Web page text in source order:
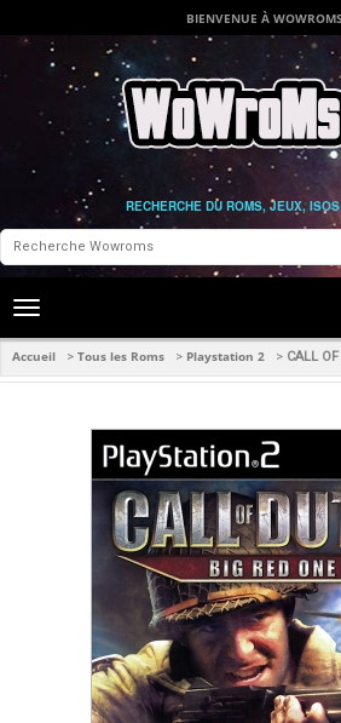
BIENVENUE À WOWROMS
RECHERCHE DU ROMS, JEUX,
Toggle
navigation
Accueil > Tous les Roms > Playstation 2 > CALL